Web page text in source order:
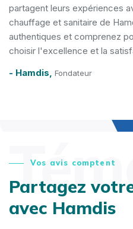
partagent leurs expériences
chauffage et sanitaire de
authentiques et comprenez
choisir l'excellence et la
- Hamdis, Fondateur
Vos avis comptent
Partagez
avec Hamdis